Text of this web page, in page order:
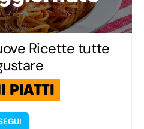
Ricette tutte
PIATTI